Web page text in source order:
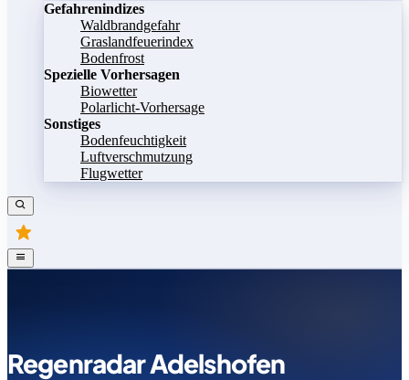
Gefahrenindizes
Waldbrandgefahr
Graslandfeuerindex
Bodenfrost
Spezielle Vorhersagen
Biowetter
Polarlicht-Vorhersage
Sonstiges
Bodenfeuchtigkeit
Luftverschmutzung
Flugwetter
Regenradar Adelshofen